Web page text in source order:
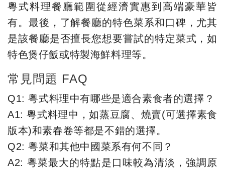
粵式料理餐廳範圍從經濟實惠到高端豪華皆
有。最後，了解餐廳的特色菜系和口碑，尤其
是該餐廳是否擅長您想要嘗試的特定菜式，如
特色煲仔飯或特製海鮮料理等。
常見問題 FAQ
Q1: 粵式料理中有哪些是適合素食者的選擇？
A1: 粵式料理中，如蒸豆腐、燒賣(可選擇素食
版本)和素春卷等都是不錯的選擇。
Q2: 粵菜和其他中國菜系有何不同？
A2: 粵菜最大的特點是口味較為清淡，強調原